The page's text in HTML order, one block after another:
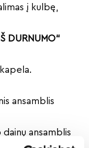
į kulbę,
DURNUMO“
ansamblis
ansamblis